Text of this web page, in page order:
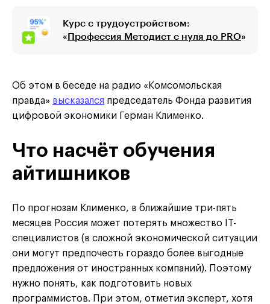
Курс с трудоустройством:
« Профессия Методист с нуля до PRO»
Об этом в беседе на радио «Комсомольская
правда» высказался председатель Фонда развития
цифровой экономики Герман Клименко.
Что насчёт обучения
айтишников
По прогнозам Клименко, в ближайшие три-пять
месяцев Россия может потерять множество IT-
специалистов (в сложной экономической ситуации
они могут предпочесть гораздо более выгодные
предложения от иностранных компаний). Поэтому
нужно понять, как подготовить новых
программистов. При этом, отметил эксперт, хотя